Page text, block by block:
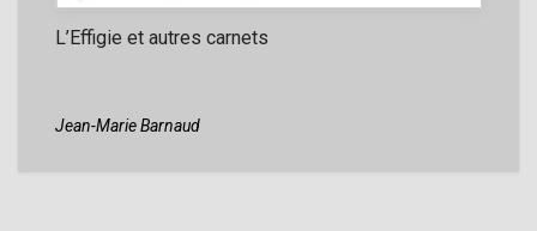
L’Effigie et autres carnets
Jean-Marie Barnaud